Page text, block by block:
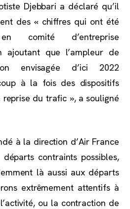
Djebbari a déclaré qu’il
des « chiffres qui ont été
comité d’entreprise
ajoutant que l’ampleur de
envisagée d’ici 2022
à la fois des dispositifs
reprise du trafic », a souligné
à la direction d’Air France
contraints possibles,
là aussi aux départs
extrêmement attentifs à
ou la contraction de